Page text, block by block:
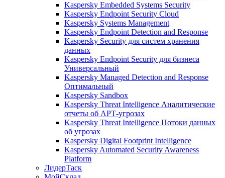
Kaspersky Embedded Systems Security
Kaspersky Endpoint Security Cloud
Kaspersky Systems Management
Kaspersky Endpoint Detection and Response
Kaspersky Security для систем хранения
данных
Kaspersky Endpoint Security для бизнеса
Универсальный
Kaspersky Managed Detection and Response
Оптимальный
Kaspersky Sandbox
Kaspersky Threat Intelligence Аналитические
отчеты об АРТ-угрозах
Kaspersky Threat Intelligence Потоки данных
об угрозах
Kaspersky Digital Footprint Intelligence
Kaspersky Automated Security Awareness
Platform
ЛидерТаск